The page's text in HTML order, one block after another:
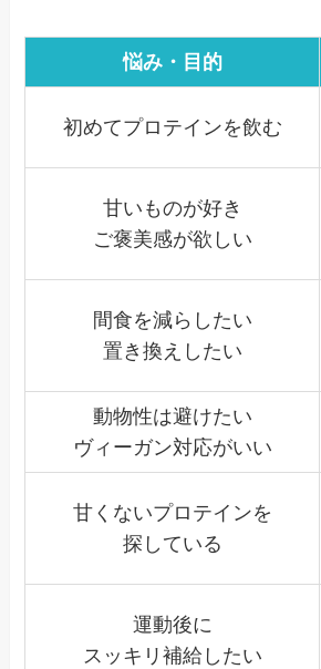
悩み・目的
初めてプロテインを飲む
甘いものが好き
ご褒美感が欲しい
間食を減らしたい
置き換えしたい
動物性は避けたい
ヴィーガン対応がいい
甘くないプロテインを
探している
運動後に
スッキリ補給したい